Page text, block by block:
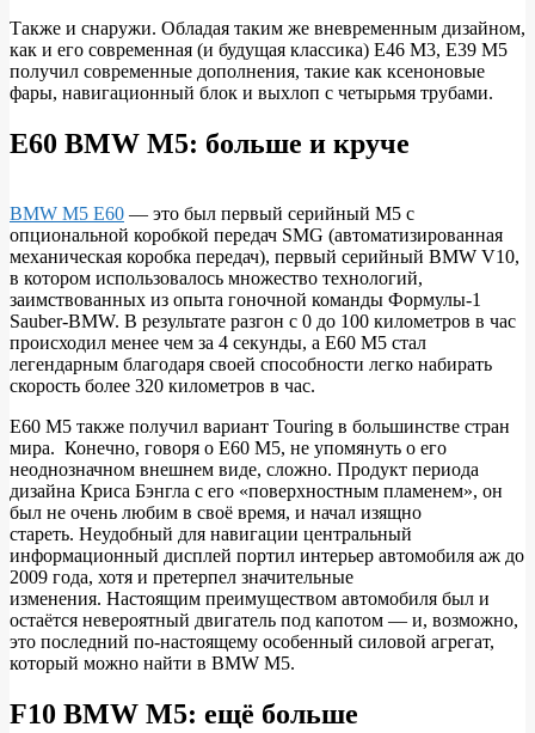
Также и снаружи. Обладая таким же вневременным дизайном,
как и его современная (и будущая классика) E46 M3, E39 M5
получил современные дополнения, такие как ксеноновые
фары, навигационный блок и выхлоп с четырьмя трубами.
E60 BMW M5: больше и круче
BMW M5 E60 — это был первый серийный M5 с
опциональной коробкой передач SMG (автоматизированная
механическая коробка передач), первый серийный BMW V10,
в котором использовалось множество технологий,
заимствованных из опыта гоночной команды Формулы-1
Sauber-BMW. В результате разгон с 0 до 100 километров в час
происходил менее чем за 4 секунды, а E60 M5 стал
легендарным благодаря своей способности легко набирать
скорость более 320 километров в час.
E60 M5 также получил вариант Touring в большинстве стран
мира. Конечно, говоря о E60 M5, не упомянуть о его
неоднозначном внешнем виде, сложно. Продукт периода
дизайна Криса Бэнгла с его «поверхностным пламенем», он
был не очень любим в своё время, и начал изящно
стареть. Неудобный для навигации центральный
информационный дисплей портил интерьер автомобиля аж до
2009 года, хотя и претерпел значительные
изменения. Настоящим преимуществом автомобиля был и
остаётся невероятный двигатель под капотом — и, возможно,
это последний по-настоящему особенный силовой агрегат,
который можно найти в BMW M5.
F10 BMW M5: ещё больше